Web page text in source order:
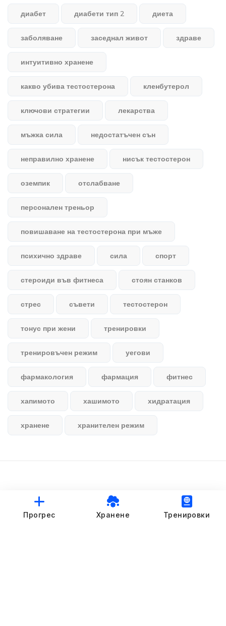
диабет диабети тип 2 диета
заболяване заседнал живот здраве
интуитивно хранене
какво убива тестостерона кленбутерол
ключови стратегии лекарства
мъжка сила недостатъчен сън
неправилно хранене нисък тестостерон
оземпик отслабване
персонален треньор
повишаване на тестостерона при мъже
психично здраве сила спорт
стероиди във фитнеса стоян станков
стрес съвети тестостерон
тонус при жени тренировки
тренировъчен режим уегови
фармакология фармация фитнес
хапимото хашимото хидратация
хранене хранителен режим
© StankovFit Progress App | 2025
Прогрес Хранене Тренировки